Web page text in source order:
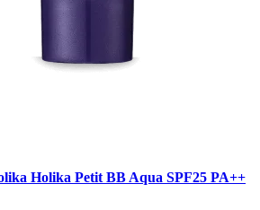
Holika Petit BB Aqua SPF25 PA++